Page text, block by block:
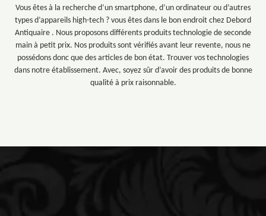
Vous êtes à la recherche d’un smartphone, d’un ordinateur ou d’autres
types d’appareils high-tech ? vous êtes dans le bon endroit chez Debord
Antiquaire . Nous proposons différents produits technologie de seconde
main à petit prix. Nos produits sont vérifiés avant leur revente, nous ne
possédons donc que des articles de bon état. Trouver vos technologies
dans notre établissement. Avec, soyez sûr d’avoir des produits de bonne
qualité à prix raisonnable.